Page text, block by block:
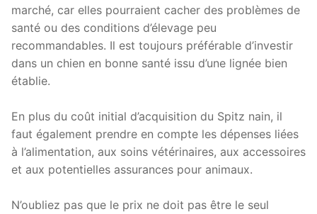
marché, car elles pourraient cacher des problèmes de
santé ou des conditions d’élevage peu
recommandables. Il est toujours préférable d’investir
dans un chien en bonne santé issu d’une lignée bien
établie.
En plus du coût initial d’acquisition du Spitz nain, il
faut également prendre en compte les dépenses liées
à l’alimentation, aux soins vétérinaires, aux accessoires
et aux potentielles assurances pour animaux.
N’oubliez pas que le prix ne doit pas être le seul